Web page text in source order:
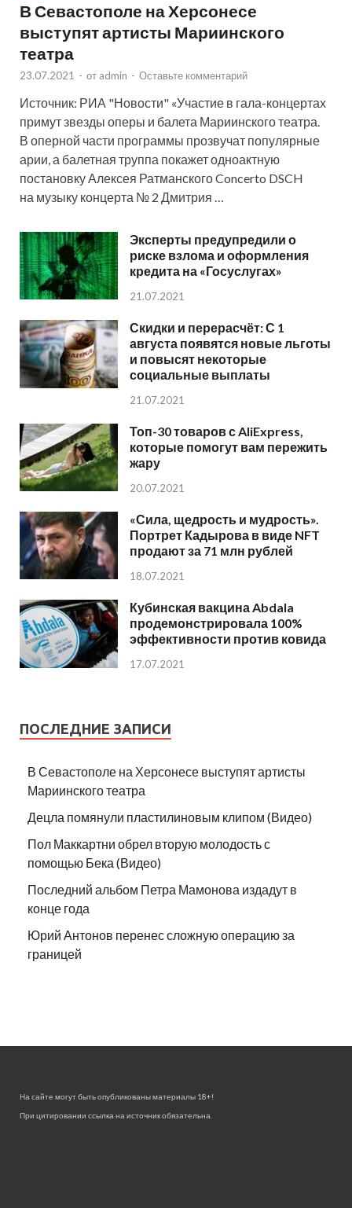
В Севастополе на Херсонесе
выступят артисты Мариинского
театра
23.07.2021 - от admin - Оставьте комментарий
Источник: РИА "Новости" «Участие в гала-концертах
примут звезды оперы и балета Мариинского театра.
В оперной части программы прозвучат популярные
арии, а балетная труппа покажет одноактную
постановку Алексея Ратманского Concerto DSCH
на музыку концерта № 2 Дмитрия …
Эксперты предупредили о
риске взлома и оформления
кредита на «Госуслугах»
21.07.2021
Скидки и перерасчёт: С 1
августа появятся новые льготы
и повысят некоторые
социальные выплаты
21.07.2021
Топ-30 товаров с AliExpress,
которые помогут вам пережить
жару
20.07.2021
«Сила, щедрость и мудрость».
Портрет Кадырова в виде NFT
продают за 71 млн рублей
18.07.2021
Кубинская вакцина Abdala
продемонстрировала 100%
эффективности против ковида
17.07.2021
ПОСЛЕДНИЕ ЗАПИСИ
В Севастополе на Херсонесе выступят артисты
Мариинского театра
Децла помянули пластилиновым клипом (Видео)
Пол Маккартни обрел вторую молодость с
помощью Бека (Видео)
Последний альбом Петра Мамонова издадут в
конце года
Юрий Антонов перенес сложную операцию за
границей
На сайте могут быть опубликованы материалы 18+!
При цитировании ссылка на источник обязательна.